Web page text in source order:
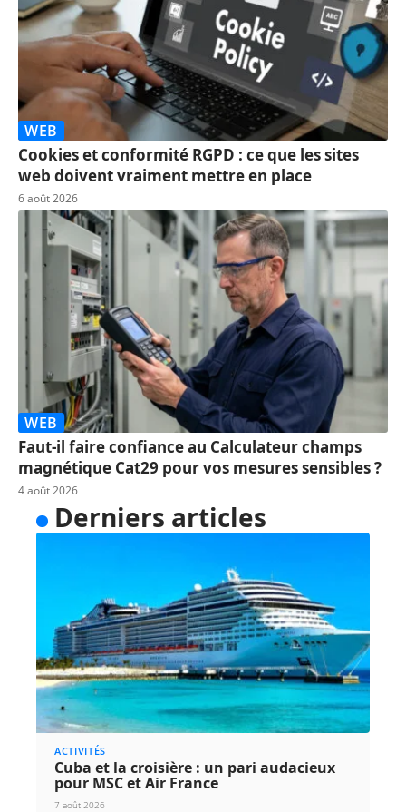
WEB
Cookies et conformité RGPD : ce que les sites
web doivent vraiment mettre en place
6 août 2026
WEB
Faut-il faire confiance au Calculateur champs
magnétique Cat29 pour vos mesures sensibles ?
4 août 2026
Derniers articles
ACTIVITÉS
Cuba et la croisière : un pari audacieux
pour MSC et Air France
7 août 2026